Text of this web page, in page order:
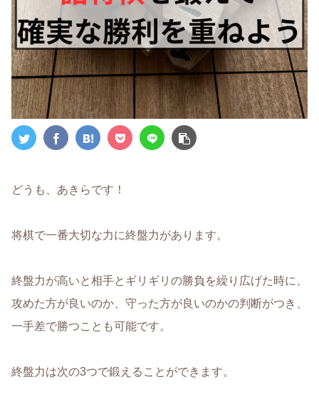
どうも、あきらです！
将棋で一番大切な力に終盤力があります。
終盤力が高いと相手とギリギリの勝負を繰り広げた時に、
攻めた方が良いのか、守った方が良いのかの判断がつき、
一手差で勝つことも可能です。
終盤力は次の3つで鍛えることができます。